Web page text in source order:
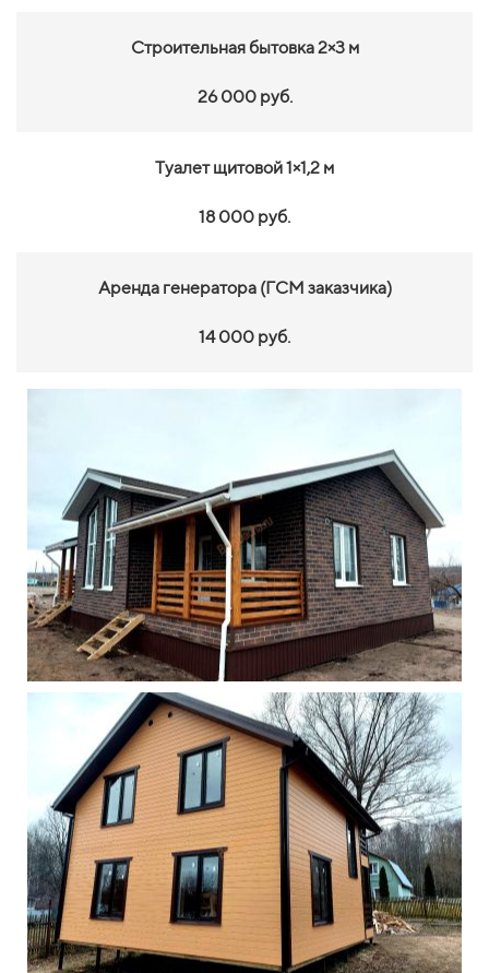
Строительная бытовка 2×3 м
26 000 руб.
Туалет щитовой 1×1,2 м
18 000 руб.
Аренда генератора (ГСМ заказчика)
14 000 руб.